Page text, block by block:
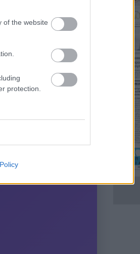
of the website
protection.
σου.
20:48